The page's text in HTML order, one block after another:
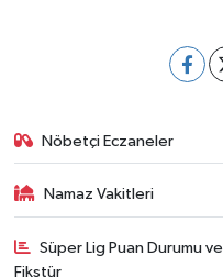
Nöbetçi Eczaneler
Namaz Vakitleri
Süper Lig Puan Durumu ve
Fikstür